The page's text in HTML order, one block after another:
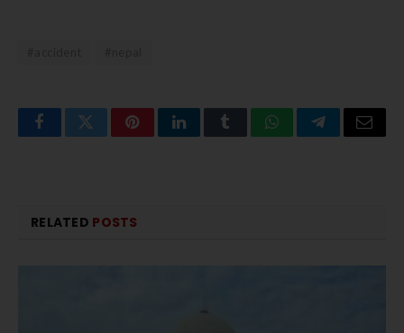
FacebookTwitterPinterestLinkedInTumblrWhatsAppTelegramEmail
RELATED POSTS